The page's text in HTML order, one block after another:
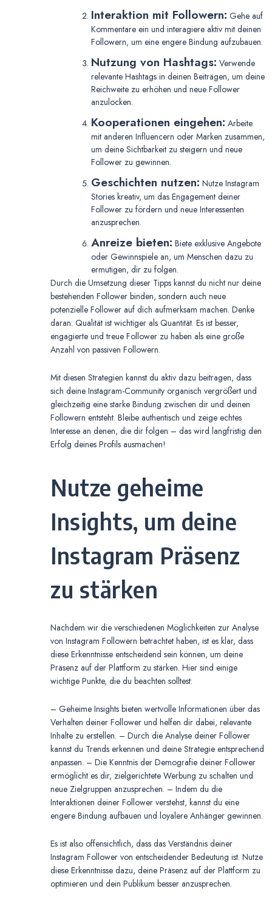
Interaktion mit Followern: Gehe auf
Kommentare ein und interagiere aktiv mit deinen
Followern, um eine engere Bindung aufzubauen.
Nutzung von Hashtags: Verwende
relevante Hashtags in deinen Beiträgen, um deine
Reichweite zu erhöhen und neue Follower
anzulocken.
Kooperationen eingehen: Arbeite
mit anderen Influencern oder Marken zusammen,
um deine Sichtbarkeit zu steigern und neue
Follower zu gewinnen.
Geschichten nutzen: Nutze Instagram
Stories kreativ, um das Engagement deiner
Follower zu fördern und neue Interessenten
anzusprechen.
Anreize bieten: Biete exklusive Angebote
oder Gewinnspiele an, um Menschen dazu zu
ermutigen, dir zu folgen.
Durch die Umsetzung dieser Tipps kannst du nicht nur deine
bestehenden Follower binden, sondern auch neue
potenzielle Follower auf dich aufmerksam machen. Denke
daran: Qualität ist wichtiger als Quantität. Es ist besser,
engagierte und treue Follower zu haben als eine große
Anzahl von passiven Followern.
Mit diesen Strategien kannst du aktiv dazu beitragen, dass
sich deine Instagram-Community organisch vergrößert und
gleichzeitig eine starke Bindung zwischen dir und deinen
Followern entsteht. Bleibe authentisch und zeige echtes
Interesse an denen, die dir folgen – das wird langfristig den
Erfolg deines Profils ausmachen!
Nutze geheime
Insights, um deine
Instagram Präsenz
zu stärken
Nachdem wir die verschiedenen Möglichkeiten zur Analyse
von Instagram Followern betrachtet haben, ist es klar, dass
diese Erkenntnisse entscheidend sein können, um deine
Präsenz auf der Plattform zu stärken. Hier sind einige
wichtige Punkte, die du beachten solltest:
– Geheime Insights bieten wertvolle Informationen über das
Verhalten deiner Follower und helfen dir dabei, relevante
Inhalte zu erstellen. – Durch die Analyse deiner Follower
kannst du Trends erkennen und deine Strategie entsprechend
anpassen. – Die Kenntnis der Demografie deiner Follower
ermöglicht es dir, zielgerichtete Werbung zu schalten und
neue Zielgruppen anzusprechen. – Indem du die
Interaktionen deiner Follower verstehst, kannst du eine
engere Bindung aufbauen und loyalere Anhänger gewinnen.
Es ist also offensichtlich, dass das Verständnis deiner
Instagram Follower von entscheidender Bedeutung ist. Nutze
diese Erkenntnisse dazu, deine Präsenz auf der Plattform zu
optimieren und dein Publikum besser anzusprechen.